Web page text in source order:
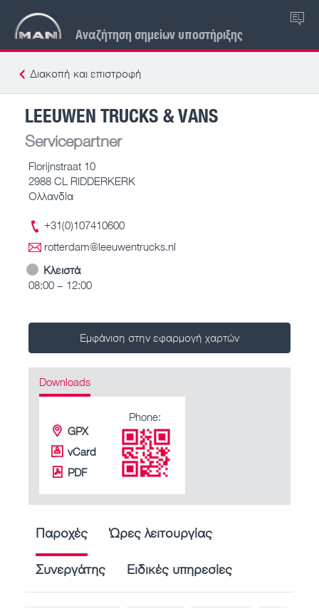
Αναζήτηση σημείων υποστήριξης
EL
Διακοπή και επιστροφή
LEEUWEN TRUCKS & VANS
Servicepartner
Florijnstraat 10
2988 CL RIDDERKERK
Ολλανδία
+31(0)107410600
rotterdam@leeuwentrucks.nl
Κλειστά
08:00 – 12:00
Εμφάνιση στην εφαρμογή χαρτών
Downloads
GPX
vCard
PDF
Phone:
Παροχές Ώρες λειτουργίας
Συνεργάτης Ειδικές υπηρεσίες